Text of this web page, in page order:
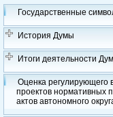
Государственные
История Думы
Итоги деятельности
Оценка регулирующего
проектов нормативных
актов автономного